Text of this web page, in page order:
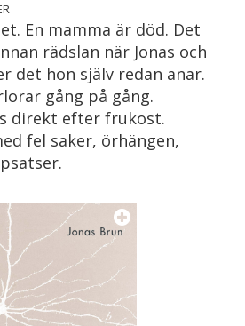
En mamma är död. Det
rädslan när Jonas och
det hon själv redan anar.
gång på gång.
direkt efter frukost.
fel saker, örhängen,